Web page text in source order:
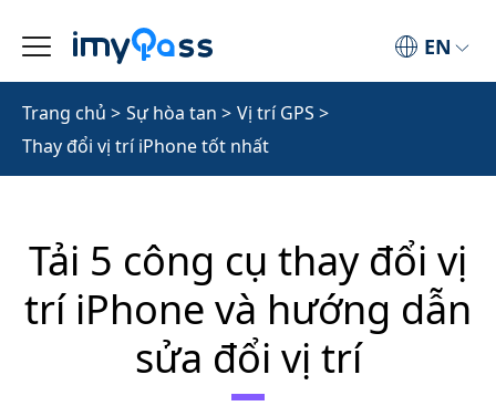
EN
Trang chủ > Sự hòa tan > Vị trí GPS >
Thay đổi vị trí iPhone tốt nhất
Tải 5 công cụ thay đổi vị
trí iPhone và hướng dẫn
sửa đổi vị trí